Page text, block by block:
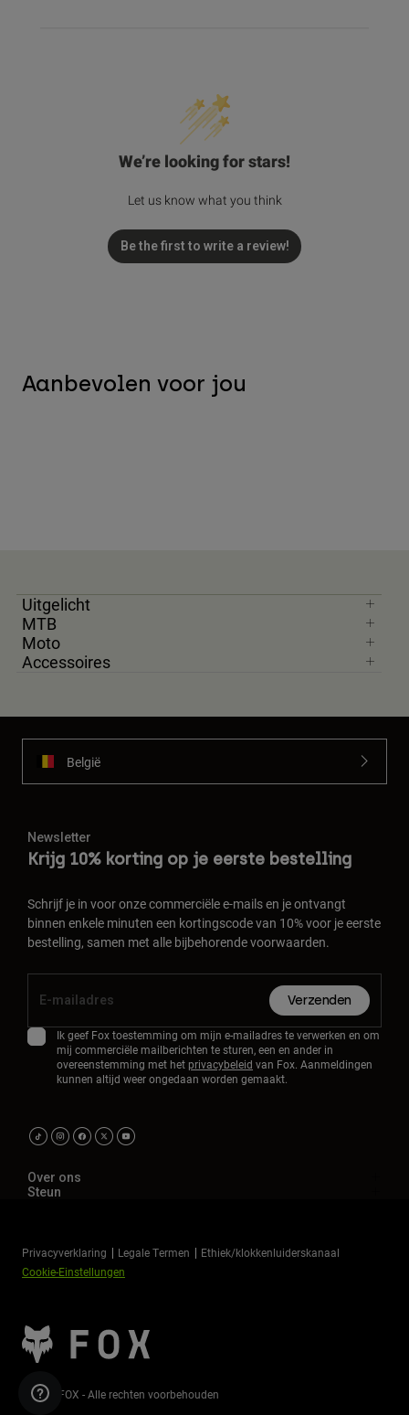
We’re looking for stars!
Let us know what you think
Be the first to write a review!
Aanbevolen voor jou
Uitgelicht
MTB
Moto
Accessoires
België
Newsletter
Krijg 10% korting op je eerste bestelling
Schrijf je in voor onze commerciële e-mails en je ontvangt
binnen enkele minuten een kortingscode van 10% voor je eerste
bestelling, samen met alle bijbehorende voorwaarden.
Verzenden
Ik geef Fox toestemming om mijn e-mailadres te verwerken en om
mij commerciële mailberichten te sturen, een en ander in
overeenstemming met het privacybeleid van Fox. Aanmeldingen
kunnen altijd weer ongedaan worden gemaakt.
Over ons
Steun
Privacyverklaring Legale Termen
Ethiek/klokkenluiderskanaal
Cookie-Einstellungen
©2026 FOX - Alle rechten voorbehouden